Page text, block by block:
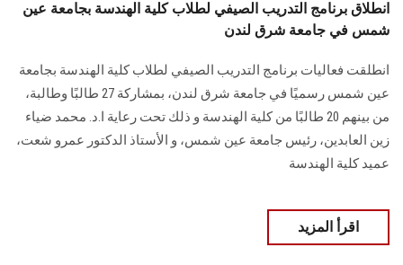
انطلاق برنامج التدريب الصيفي لطلاب كلية الهندسة بجامعة عين
شمس في جامعة شرق لندن
انطلقت فعاليات برنامج التدريب الصيفي لطلاب كلية الهندسة بجامعة
عين شمس رسميًا في جامعة شرق لندن، بمشاركة 27 طالبًا وطالبة،
من بينهم 20 طالبًا من كلية الهندسة و ذلك تحت رعاية ا.د. محمد ضياء
زين العابدين، رئيس جامعة عين شمس، و الأستاذ الدكتور عمرو شعت،
عميد كلية الهندسة
اقرأ المزيد